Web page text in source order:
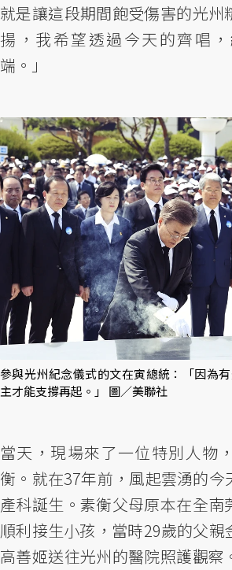
就是讓這段期間飽受傷害的光州
揚，我希望透過今天的齊唱
端。」
參與光州紀念儀式的文在寅總統：「因為
主才能支撐再起。」 圖／美聯社
當天，現場來了一位特別人物
衡。就在37年前，風起雲湧的今
產科誕生。素衡父母原本在全南
順利接生小孩，當時29歲的父
高善姬送往光州的醫院照護觀察